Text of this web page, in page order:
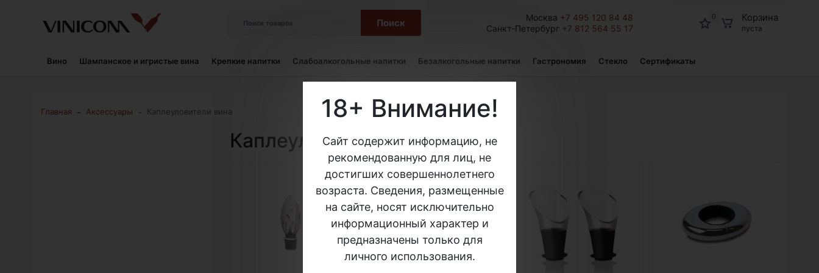
Поиск Москва +7 495 120 84 48
Санкт-Петербург +7 812 564 55 17
0 Корзина
пуста
Вино Шампанское и игристые вина Крепкие напитки Слабоалкогольные напитки Безалкогольные напитки Гастрономия Стекло Сертификаты
18+ Внимание!
Сайт содержит информацию, не
рекомендованную для лиц, не
достигших совершеннолетнего
возраста. Сведения, размещенные
на сайте, носят исключительно
информационный характер и
предназначены только для
личного использования.
Главная - Аксессуары Каплеуловители вина
Каплеуловители вина